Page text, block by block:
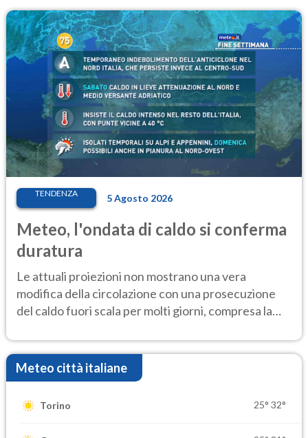
TENDENZA 5 Agosto 2026
Meteo, l'ondata di caldo si conferma
duratura
Le attuali proiezioni non mostrano una vera
modifica della circolazione con una prosecuzione
del caldo fuori scala per molti giorni, compresa la
Meteo città italiane
Torino 25° 32°